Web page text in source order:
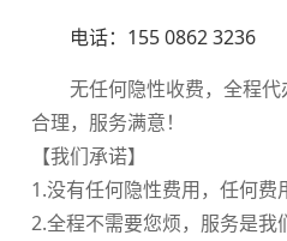
电话：155 0862 3236
无任何隐性收费，全程
合理，服务满意！
【我们承诺】
1.没有任何隐性费用，任何费
2.全程不需要您烦，服务是我